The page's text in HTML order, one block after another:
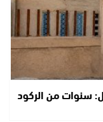
سنوات من الركود